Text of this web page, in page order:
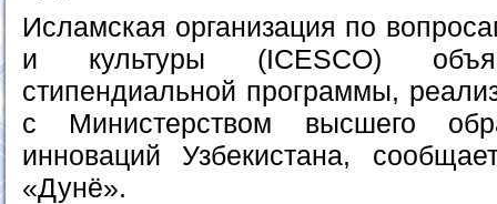
Исламская организация по
и культуры (ICESCO)
стипендиальной программы,
с Министерством высшего
инноваций Узбекистана,
«Дунё».